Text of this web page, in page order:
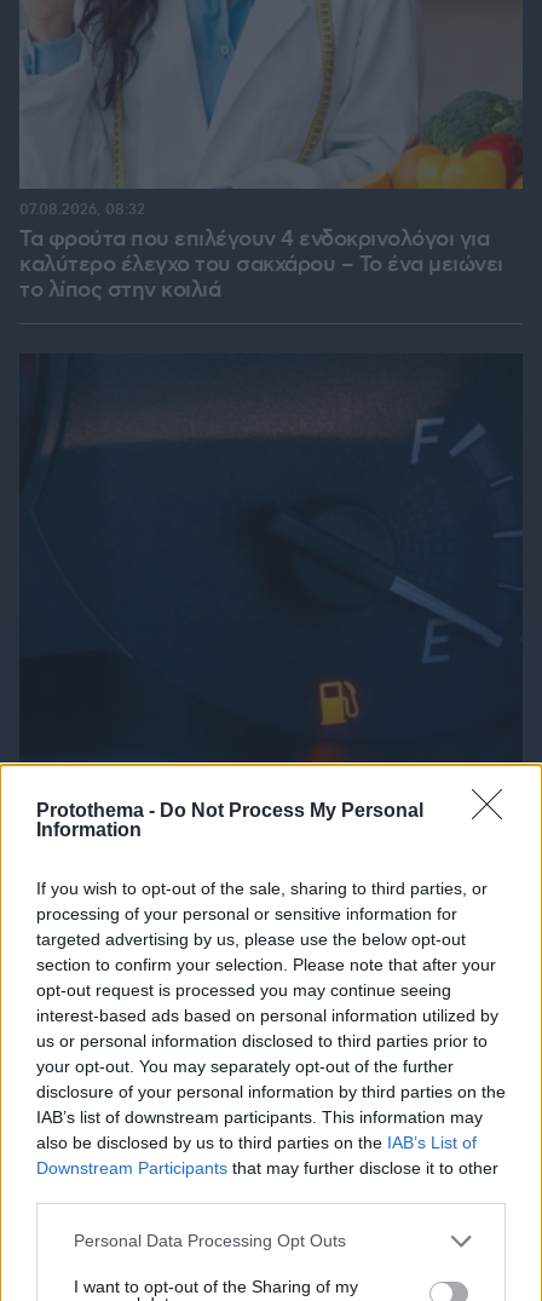
Protothema - Do Not Process My Personal
Information
If you wish to opt-out of the sale, sharing to third parties, or
processing of your personal or sensitive information for
targeted advertising by us, please use the below opt-out
section to confirm your selection. Please note that after your
opt-out request is processed you may continue seeing
interest-based ads based on personal information utilized by
us or personal information disclosed to third parties prior to
your opt-out. You may separately opt-out of the further
disclosure of your personal information by third parties on the
IAB’s list of downstream participants. This information may
also be disclosed by us to third parties on the IAB’s List of
Downstream Participants that may further disclose it to other
Please note that this website/app uses one or more Google
not limited to your visit or usage behaviour. You may click to
Personal Data Processing Opt Outs
I want to opt-out of the Sharing of my
Τα φρούτα που επιλέγουν 4 ενδοκρινολόγοι για
καλύτερο έλεγχο του σακχάρου – Το ένα μειώνει
το λίπος στην κοιλιά
07.08.2026, 08:32
Ποιο αυτοκίνητο βενζίνης έκανε 1.980 χλμ με έναν
ανεφοδιασμό;
06.08.2026, 19:12